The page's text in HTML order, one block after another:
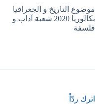
موضوع التاريخ و الجغرافيا
بكالوريا 2020 شعبة آداب و
فلسفة
اترك ردّاً